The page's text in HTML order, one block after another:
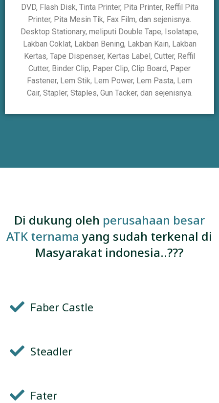
DVD, Flash Disk, Tinta Printer, Pita Printer, Reffil Pita
Printer, Pita Mesin Tik, Fax Film, dan sejenisnya.
Desktop Stationary, meliputi Double Tape, Isolatape,
Lakban Coklat, Lakban Bening, Lakban Kain, Lakban
Kertas, Tape Dispenser, Kertas Label, Cutter, Reffil
Cutter, Binder Clip, Paper Clip, Clip Board, Paper
Fastener, Lem Stik, Lem Power, Lem Pasta, Lem
Cair, Stapler, Staples, Gun Tacker, dan sejenisnya.
Di dukung oleh perusahaan besar
ATK ternamayang sudah terkenal di
Masyarakat indonesia..???
Faber Castle
Steadler
Fater